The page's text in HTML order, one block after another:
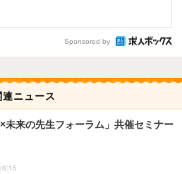
Sponsored by
連ニュース
×未来の先生フォーラム」共催セミナー